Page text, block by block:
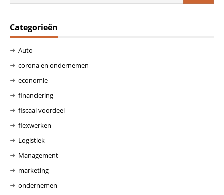
Categorieën
Auto
corona en ondernemen
economie
financiering
fiscaal voordeel
flexwerken
Logistiek
Management
marketing
ondernemen